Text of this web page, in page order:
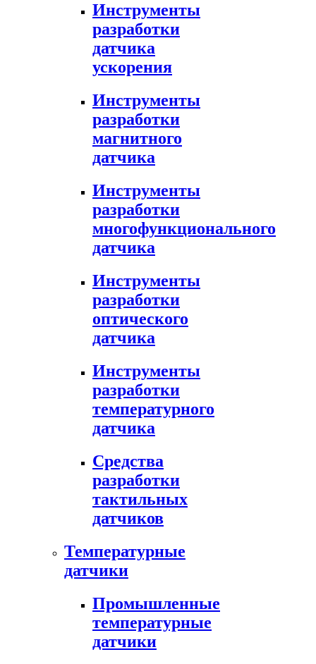
Инструменты
разработки
датчика
ускорения
Инструменты
разработки
магнитного
датчика
Инструменты
разработки
многофункционального
датчика
Инструменты
разработки
оптического
датчика
Инструменты
разработки
температурного
датчика
Средства
разработки
тактильных
датчиков
Температурные
датчики
Промышленные
температурные
датчики